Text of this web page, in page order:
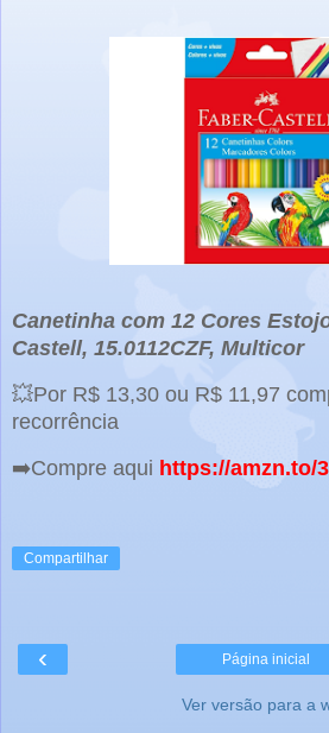
Canetinha com 12 Cores
Castell, 15.0112CZF, Multicor
💥Por R$ 13,30 ou R$ 11,97
recorrência
➡️Compre aqui https://amzn.to/
Compartilhar
‹ Página inicial
Ver versão para a